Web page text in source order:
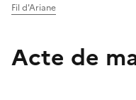
Fil d'Ariane
Acte de